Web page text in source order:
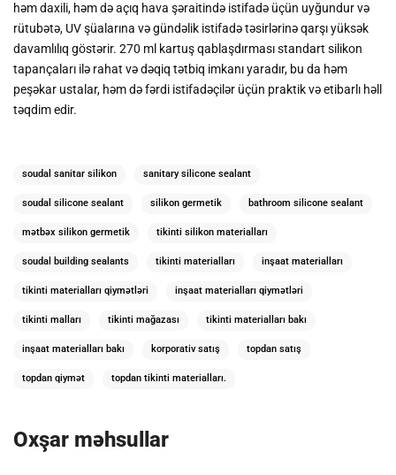
həm daxili, həm də açıq hava şəraitində istifadə üçün uyğundur və
rütubətə, UV şüalarına və gündəlik istifadə təsirlərinə qarşı yüksək
davamlılıq göstərir. 270 ml kartuş qablaşdırması standart silikon
tapançaları ilə rahat və dəqiq tətbiq imkanı yaradır, bu da həm
peşəkar ustalar, həm də fərdi istifadəçilər üçün praktik və etibarlı həll
təqdim edir.
soudal sanitar silikon sanitary silicone sealant
soudal silicone sealant silikon germetik bathroom silicone sealant
mətbəx silikon germetik tikinti silikon materialları
soudal building sealants tikinti materialları inşaat materialları
tikinti materialları qiymətləri inşaat materialları qiymətləri
tikinti malları tikinti mağazası tikinti materialları bakı
inşaat materialları bakı korporativ satış topdan satış
topdan qiymət topdan tikinti materialları.
Oxşar məhsullar